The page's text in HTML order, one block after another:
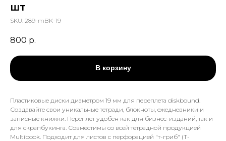
шт
SKU: 289-mBK-19
800 р.
В корзину
Пластиковые диски диаметром 19 мм для переплета diskbound.
Создавайте свои уникальные тетради, блокноты, ежедневники и
записные книжки. Переплет удобен как для бизнес-изданий, так и
для скрапбукинга. Совместимы со всей тетрадной продукцией
Multibook. Подходит для листов с перфорацией "т-гриб" (T-